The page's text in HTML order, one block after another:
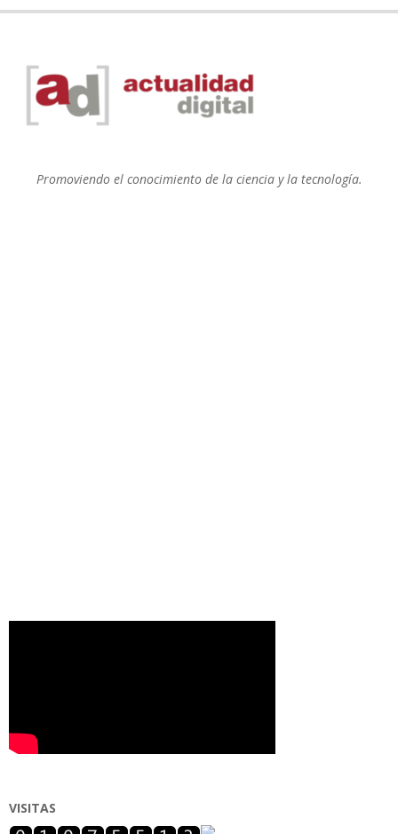
Promoviendo el conocimiento de la ciencia y la tecnología.
VISITAS